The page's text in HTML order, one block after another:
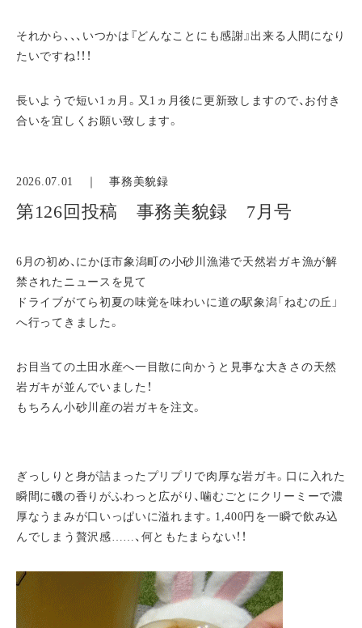
それから、、、いつかは『どんなことにも感謝』出来る人間になり
たいですね！！！
長いようで短い1ヵ月。又1ヵ月後に更新致しますので、お付き
合いを宜しくお願い致します。
2026.07.01 ｜事務美貌録
第126回投稿 事務美貌録 7月号
6月の初め、にかほ市象潟町の小砂川漁港で天然岩ガキ漁が解
禁されたニュースを見て
ドライブがてら初夏の味覚を味わいに道の駅象潟「ねむの丘」
へ行ってきました。
お目当ての土田水産へ一目散に向かうと見事な大きさの天然
岩ガキが並んでいました！
もちろん小砂川産の岩ガキを注文。
ぎっしりと身が詰まったプリプリで肉厚な岩ガキ。口に入れた
瞬間に磯の香りがふわっと広がり、噛むごとにクリーミーで濃
厚なうまみが口いっぱいに溢れます。1,400円を一瞬で飲み込
んでしまう贅沢感……、何ともたまらない！！